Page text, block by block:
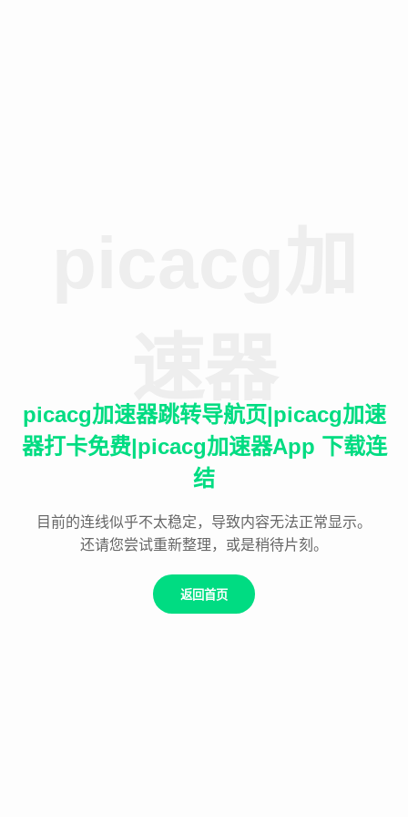
picacg加速器跳转导航页|picacg加速
器打卡免费|picacg加速器App 下载连
结
目前的连线似乎不太稳定，导致内容无法正常显示。
还请您尝试重新整理，或是稍待片刻。
返回首页